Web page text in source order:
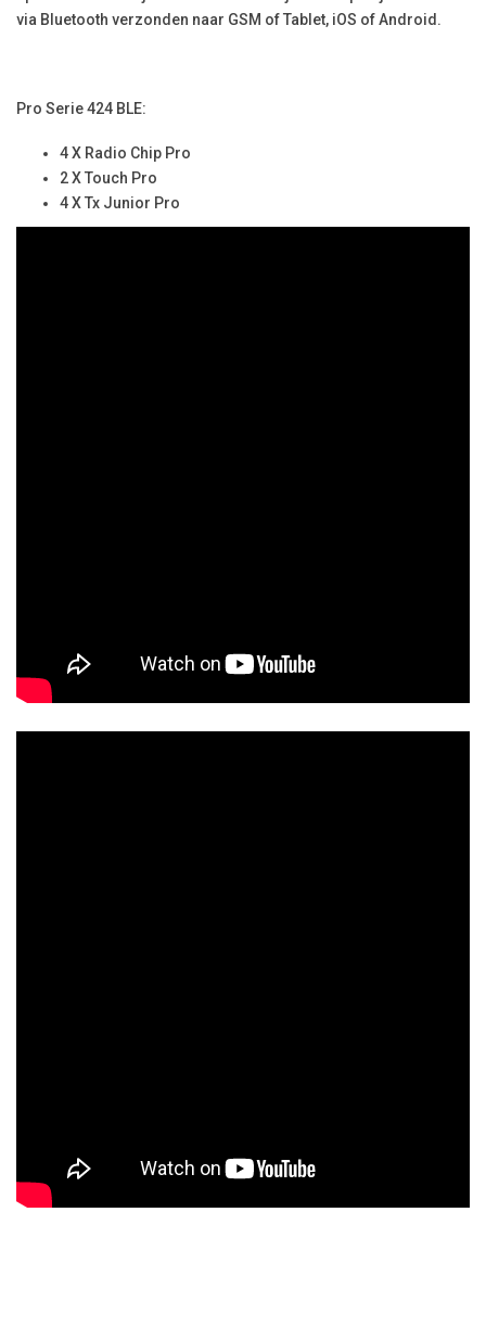
via Bluetooth verzonden naar GSM of Tablet, iOS of Android.
Pro Serie 424 BLE:
4 X Radio Chip Pro
2 X Touch Pro
4 X Tx Junior Pro